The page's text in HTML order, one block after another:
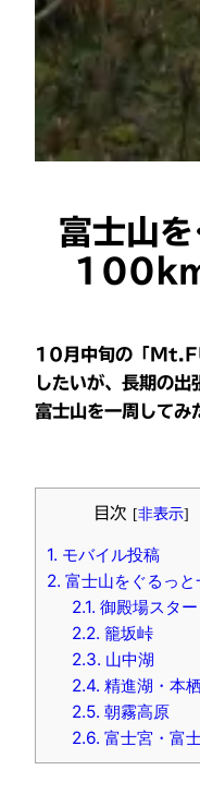
富士山
100km
10月中旬の「
したいが、長期の出
富士山を一周して
目次 [非表示]
1. モバイル投稿
2. 富士山をぐるっと
2.1. 御殿場スター
2.2. 籠坂峠
2.3. 山中湖
2.4. 精進湖・本
2.5. 朝霧高原
2.6. 富士宮・富